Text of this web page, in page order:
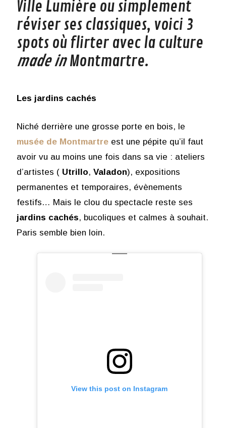
Ville Lumière ou simplement
réviser ses classiques, voici 3
spots où flirter avec la culture
made inMontmartre.
Les jardins cachés
Niché derrière une grosse porte en bois, le
musée de Montmartreest une pépite qu’il faut
avoir vu au moins une fois dans sa vie : ateliers
d’artistes ( Utrillo, Valadon), expositions
permanentes et temporaires, évènements
festifs… Mais le clou du spectacle reste ses
jardins cachés, bucoliques et calmes à souhait.
Paris semble bien loin.
View this post on Instagram